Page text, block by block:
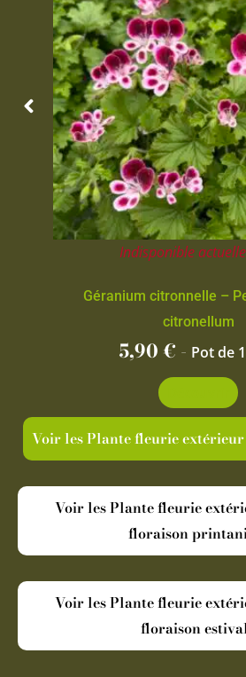
Indisponible
Géranium citronnelle –
citronellum
5,90€ - Pot de
Voir les Plante fleurie
Voir les Plante fleurie
floraison
Voir les Plante fleurie
floraison